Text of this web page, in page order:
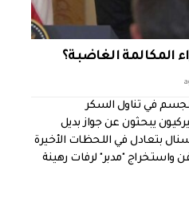
المكالمة الغاضبة؟
يبحثون عن جواز بديل
بتعادل في اللحظات الأخيرة
واستخراج "مدبر" لرفات رهينة